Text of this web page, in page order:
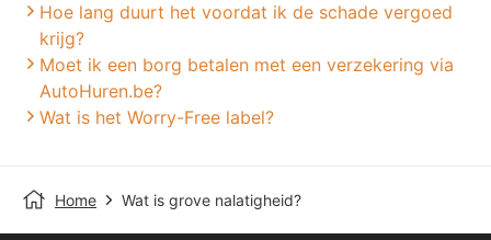
Hoe lang duurt het voordat ik de schade vergoed
krijg?
Moet ik een borg betalen met een verzekering via
AutoHuren.be?
Wat is het Worry-Free label?
Home Wat is grove nalatigheid?